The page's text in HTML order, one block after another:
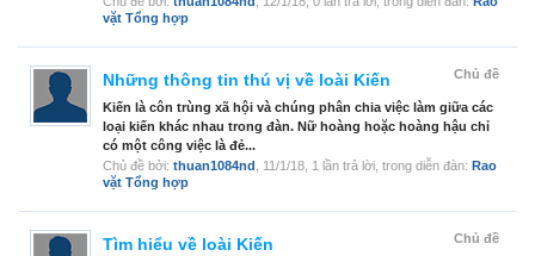
vặt Tổng hợp
Chủ đề
Những thông tin thú vị về loài Kiến
Kiến là côn trùng xã hội và chúng phân chia việc làm giữa các
loại kiến khác nhau trong đàn. Nữ hoàng hoặc hoàng hậu chỉ
có một công việc là đẻ...
Chủ đề bởi: thuan1084nd 11/1/18 , 1 lần trả lời, trong diễn đàn: Rao
vặt Tổng hợp
Chủ đề
Tìm hiểu về loài Kiến